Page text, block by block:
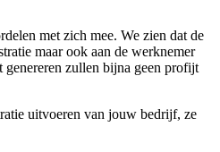
met zich mee. We zien dat de
maar ook aan de werknemer
zullen bijna geen profijt
uitvoeren van jouw bedrijf, ze